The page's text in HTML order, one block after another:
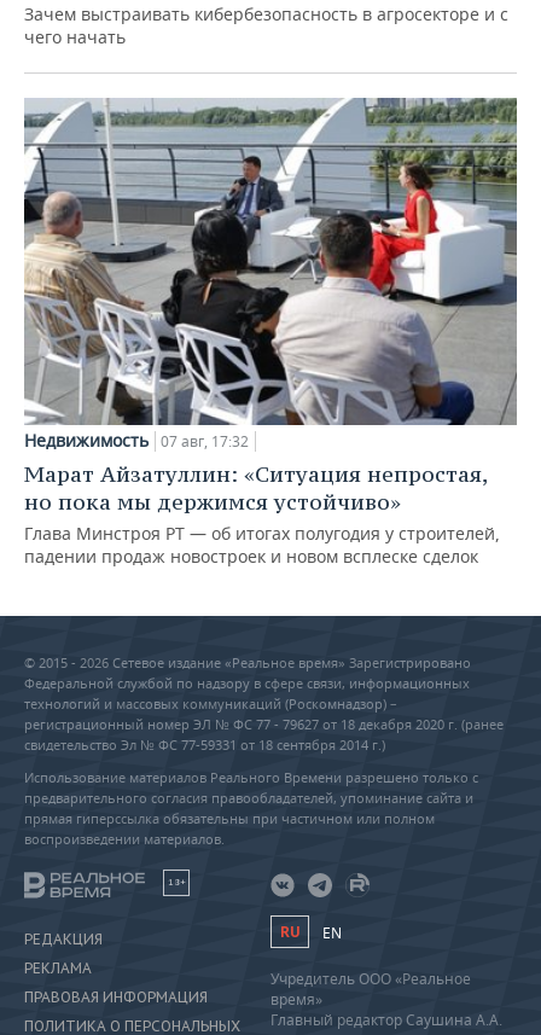
Зачем выстраивать кибербезопасность в агросекторе и с
чего начать
Недвижимость 07 авг, 17:32
Марат Айзатуллин: «Ситуация непростая,
но пока мы держимся устойчиво»
Глава Минстроя РТ — об итогах полугодия у строителей,
падении продаж новостроек и новом всплеске сделок
© 2015 - 2026 Сетевое издание «Реальное время» Зарегистрировано
Федеральной службой по надзору в сфере связи, информационных
технологий и массовых коммуникаций (Роскомнадзор) –
регистрационный номер ЭЛ № ФС 77 - 79627 от 18 декабря 2020 г. (ранее
свидетельство Эл № ФС 77-59331 от 18 сентября 2014 г.)
Использование материалов Реального Времени разрешено только с
предварительного согласия правообладателей, упоминание сайта и
прямая гиперссылка обязательны при частичном или полном
воспроизведении материалов.
18+
РЕДАКЦИЯ
РЕКЛАМА
ПРАВОВАЯ ИНФОРМАЦИЯ
ПОЛИТИКА О ПЕРСОНАЛЬНЫХ
RU EN
Учредитель ООО «Реальное
время»
Главный редактор Саушина А.А.